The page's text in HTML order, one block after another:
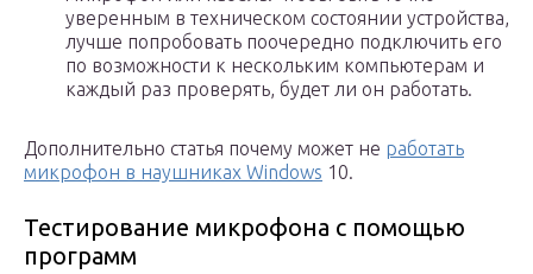
уверенным в техническом состоянии устройства,
лучше попробовать поочередно подключить его
по возможности к нескольким компьютерам и
каждый раз проверять, будет ли он работать.
Дополнительно статья почему может не работать
микрофон в наушниках Windows 10.
Тестирование микрофона с помощью
программ